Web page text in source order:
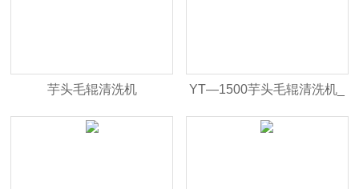
芋头毛辊清洗机 YT—1500芋头毛辊清洗机_
体积小